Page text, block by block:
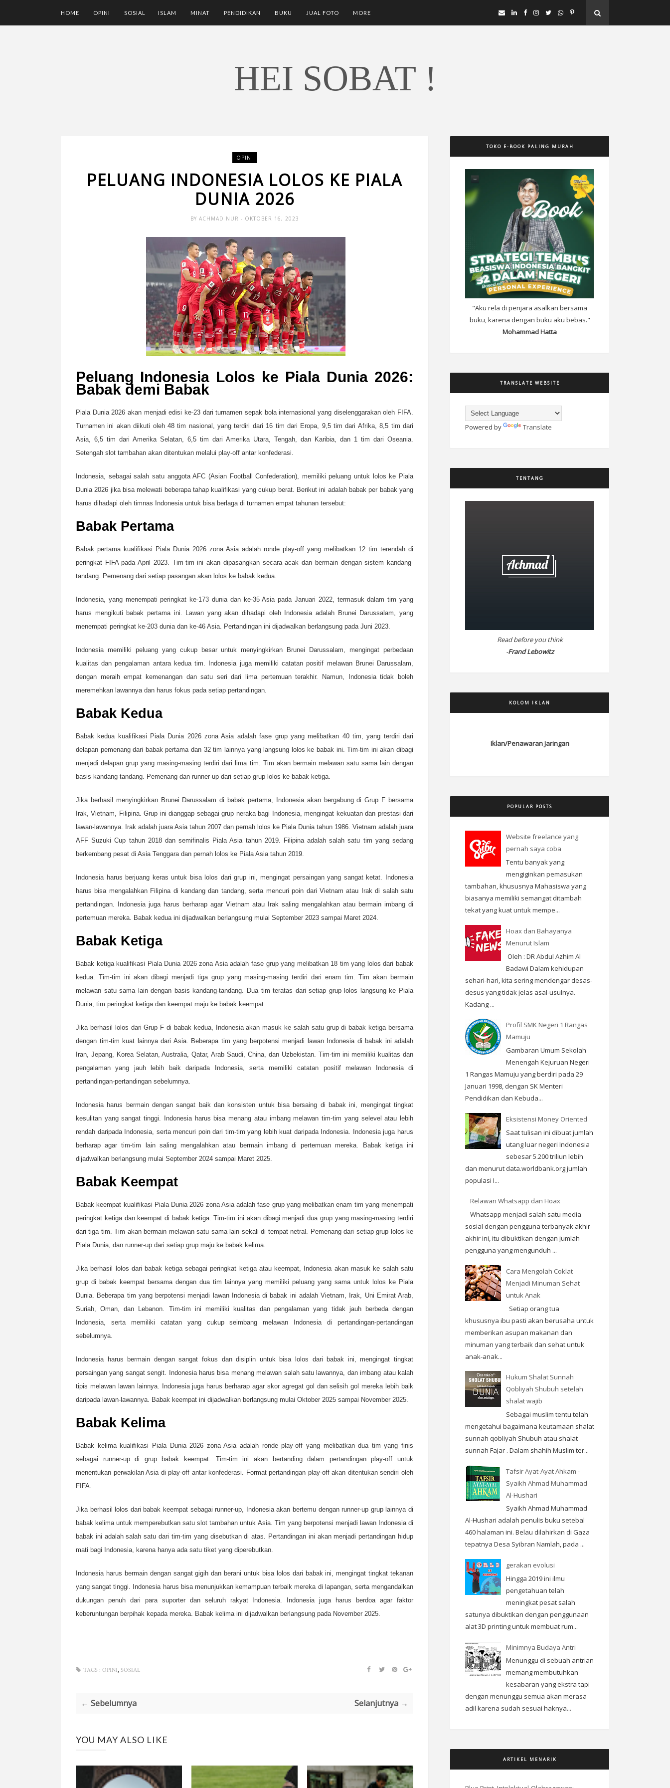
HOME OPINI SOSIAL ISLAM MINAT PENDIDIKAN BUKU JUAL FOTO MORE
HEI SOBAT !
OPINI
PELUANG INDONESIA LOLOS KE PIALA
DUNIA 2026
BY ACHMAD NUR - OKTOBER 16, 2023
Peluang Indonesia Lolos ke Piala Dunia 2026:
Babak demi Babak
Piala Dunia 2026 akan menjadi edisi ke-23 dari turnamen sepak bola internasional yang diselenggarakan oleh FIFA.
Turnamen ini akan diikuti oleh 48 tim nasional, yang terdiri dari 16 tim dari Eropa, 9,5 tim dari Afrika, 8,5 tim dari
Asia, 6,5 tim dari Amerika Selatan, 6,5 tim dari Amerika Utara, Tengah, dan Karibia, dan 1 tim dari Oseania.
Setengah slot tambahan akan ditentukan melalui play-off antar konfederasi.
Indonesia, sebagai salah satu anggota AFC (Asian Football Confederation), memiliki peluang untuk lolos ke Piala
Dunia 2026 jika bisa melewati beberapa tahap kualifikasi yang cukup berat. Berikut ini adalah babak per babak yang
harus dihadapi oleh timnas Indonesia untuk bisa berlaga di turnamen empat tahunan tersebut:
Babak Pertama
Babak pertama kualifikasi Piala Dunia 2026 zona Asia adalah ronde play-off yang melibatkan 12 tim terendah di
peringkat FIFA pada April 2023. Tim-tim ini akan dipasangkan secara acak dan bermain dengan sistem kandang-
tandang. Pemenang dari setiap pasangan akan lolos ke babak kedua.
Indonesia, yang menempati peringkat ke-173 dunia dan ke-35 Asia pada Januari 2022, termasuk dalam tim yang
harus mengikuti babak pertama ini. Lawan yang akan dihadapi oleh Indonesia adalah Brunei Darussalam, yang
menempati peringkat ke-203 dunia dan ke-46 Asia. Pertandingan ini dijadwalkan berlangsung pada Juni 2023.
Indonesia memiliki peluang yang cukup besar untuk menyingkirkan Brunei Darussalam, mengingat perbedaan
kualitas dan pengalaman antara kedua tim. Indonesia juga memiliki catatan positif melawan Brunei Darussalam,
dengan meraih empat kemenangan dan satu seri dari lima pertemuan terakhir. Namun, Indonesia tidak boleh
meremehkan lawannya dan harus fokus pada setiap pertandingan.
Babak Kedua
Babak kedua kualifikasi Piala Dunia 2026 zona Asia adalah fase grup yang melibatkan 40 tim, yang terdiri dari
delapan pemenang dari babak pertama dan 32 tim lainnya yang langsung lolos ke babak ini. Tim-tim ini akan dibagi
menjadi delapan grup yang masing-masing terdiri dari lima tim. Tim akan bermain melawan satu sama lain dengan
basis kandang-tandang. Pemenang dan runner-up dari setiap grup lolos ke babak ketiga.
Jika berhasil menyingkirkan Brunei Darussalam di babak pertama, Indonesia akan bergabung di Grup F bersama
Irak, Vietnam, Filipina. Grup ini dianggap sebagai grup neraka bagi Indonesia, mengingat kekuatan dan prestasi dari
lawan-lawannya. Irak adalah juara Asia tahun 2007 dan pernah lolos ke Piala Dunia tahun 1986. Vietnam adalah juara
AFF Suzuki Cup tahun 2018 dan semifinalis Piala Asia tahun 2019. Filipina adalah salah satu tim yang sedang
berkembang pesat di Asia Tenggara dan pernah lolos ke Piala Asia tahun 2019.
Indonesia harus berjuang keras untuk bisa lolos dari grup ini, mengingat persaingan yang sangat ketat. Indonesia
harus bisa mengalahkan Filipina di kandang dan tandang, serta mencuri poin dari Vietnam atau Irak di salah satu
pertandingan. Indonesia juga harus berharap agar Vietnam atau Irak saling mengalahkan atau bermain imbang di
pertemuan mereka. Babak kedua ini dijadwalkan berlangsung mulai September 2023 sampai Maret 2024.
Babak Ketiga
Babak ketiga kualifikasi Piala Dunia 2026 zona Asia adalah fase grup yang melibatkan 18 tim yang lolos dari babak
kedua. Tim-tim ini akan dibagi menjadi tiga grup yang masing-masing terdiri dari enam tim. Tim akan bermain
melawan satu sama lain dengan basis kandang-tandang. Dua tim teratas dari setiap grup lolos langsung ke Piala
Dunia, tim peringkat ketiga dan keempat maju ke babak keempat.
Jika berhasil lolos dari Grup F di babak kedua, Indonesia akan masuk ke salah satu grup di babak ketiga bersama
dengan tim-tim kuat lainnya dari Asia. Beberapa tim yang berpotensi menjadi lawan Indonesia di babak ini adalah
Iran, Jepang, Korea Selatan, Australia, Qatar, Arab Saudi, China, dan Uzbekistan. Tim-tim ini memiliki kualitas dan
pengalaman yang jauh lebih baik daripada Indonesia, serta memiliki catatan positif melawan Indonesia di
pertandingan-pertandingan sebelumnya.
Indonesia harus bermain dengan sangat baik dan konsisten untuk bisa bersaing di babak ini, mengingat tingkat
kesulitan yang sangat tinggi. Indonesia harus bisa menang atau imbang melawan tim-tim yang selevel atau lebih
rendah daripada Indonesia, serta mencuri poin dari tim-tim yang lebih kuat daripada Indonesia. Indonesia juga harus
berharap agar tim-tim lain saling mengalahkan atau bermain imbang di pertemuan mereka. Babak ketiga ini
dijadwalkan berlangsung mulai September 2024 sampai Maret 2025.
Babak Keempat
Babak keempat kualifikasi Piala Dunia 2026 zona Asia adalah fase grup yang melibatkan enam tim yang menempati
peringkat ketiga dan keempat di babak ketiga. Tim-tim ini akan dibagi menjadi dua grup yang masing-masing terdiri
dari tiga tim. Tim akan bermain melawan satu sama lain sekali di tempat netral. Pemenang dari setiap grup lolos ke
Piala Dunia, dan runner-up dari setiap grup maju ke babak kelima.
Jika berhasil lolos dari babak ketiga sebagai peringkat ketiga atau keempat, Indonesia akan masuk ke salah satu
grup di babak keempat bersama dengan dua tim lainnya yang memiliki peluang yang sama untuk lolos ke Piala
Dunia. Beberapa tim yang berpotensi menjadi lawan Indonesia di babak ini adalah Vietnam, Irak, Uni Emirat Arab,
Suriah, Oman, dan Lebanon. Tim-tim ini memiliki kualitas dan pengalaman yang tidak jauh berbeda dengan
Indonesia, serta memiliki catatan yang cukup seimbang melawan Indonesia di pertandingan-pertandingan
sebelumnya.
Indonesia harus bermain dengan sangat fokus dan disiplin untuk bisa lolos dari babak ini, mengingat tingkat
persaingan yang sangat sengit. Indonesia harus bisa menang melawan salah satu lawannya, dan imbang atau kalah
tipis melawan lawan lainnya. Indonesia juga harus berharap agar skor agregat gol dan selisih gol mereka lebih baik
daripada lawan-lawannya. Babak keempat ini dijadwalkan berlangsung mulai Oktober 2025 sampai November 2025.
Babak Kelima
Babak kelima kualifikasi Piala Dunia 2026 zona Asia adalah ronde play-off yang melibatkan dua tim yang finis
sebagai runner-up di grup babak keempat. Tim-tim ini akan bertanding dalam pertandingan play-off untuk
menentukan perwakilan Asia di play-off antar konfederasi. Format pertandingan play-off akan ditentukan sendiri oleh
FIFA.
Jika berhasil lolos dari babak keempat sebagai runner-up, Indonesia akan bertemu dengan runner-up grup lainnya di
babak kelima untuk memperebutkan satu slot tambahan untuk Asia. Tim yang berpotensi menjadi lawan Indonesia di
babak ini adalah salah satu dari tim-tim yang disebutkan di atas. Pertandingan ini akan menjadi pertandingan hidup
mati bagi Indonesia, karena hanya ada satu tiket yang diperebutkan.
Indonesia harus bermain dengan sangat gigih dan berani untuk bisa lolos dari babak ini, mengingat tingkat tekanan
yang sangat tinggi. Indonesia harus bisa menunjukkan kemampuan terbaik mereka di lapangan, serta mengandalkan
dukungan penuh dari para suporter dan seluruh rakyat Indonesia. Indonesia juga harus berdoa agar faktor
keberuntungan berpihak kepada mereka. Babak kelima ini dijadwalkan berlangsung pada November 2025.
TAGS : OPINI, SOSIAL
← Sebelumnya Selanjutnya →
YOU MAY ALSO LIKE
TOKO E-BOOK PALING MURAH
"Aku rela di penjara asalkan bersama
buku, karena dengan buku aku bebas."
Mohammad Hatta
TRANSLATE WEBSITE
Powered by Translate
TENTANG
Read before you think
-Frand Lebowitz
KOLOM IKLAN
Iklan/Penawaran Jaringan
POPULAR POSTS
Website freelance yang
pernah saya coba
Tentu banyak yang
mengiginkan pemasukan
tambahan, khususnya Mahasiswa yang
biasanya memiliki semangat ditambah
tekat yang kuat untuk mempe...
Hoax dan Bahayanya
Menurut Islam
Oleh : DR Abdul Azhim Al
Badawi Dalam kehidupan
sehari-hari, kita sering mendengar desas-
desus yang tidak jelas asal-usulnya.
Kadang ...
Profil SMK Negeri 1 Rangas
Mamuju
Gambaran Umum Sekolah
Menengah Kejuruan Negeri
1 Rangas Mamuju yang berdiri pada 29
Januari 1998, dengan SK Menteri
Pendidikan dan Kebuda...
Eksistensi Money Oriented
Saat tulisan ini dibuat jumlah
utang luar negeri Indonesia
sebesar 5.200 triliun lebih
dan menurut data.worldbank.org jumlah
populasi I...
Relawan Whatsapp dan Hoax
Whatsapp menjadi salah satu media
sosial dengan pengguna terbanyak akhir-
akhir ini, itu dibuktikan dengan jumlah
pengguna yang mengunduh ...
Cara Mengolah Coklat
Menjadi Minuman Sehat
untuk Anak
Setiap orang tua
khususnya ibu pasti akan berusaha untuk
memberikan asupan makanan dan
minuman yang terbaik dan sehat untuk
anak-anak...
Hukum Shalat Sunnah
Qobliyah Shubuh setelah
shalat wajib
Sebagai muslim tentu telah
mengetahui bagaimana keutamaan shalat
sunnah qobliyah Shubuh atau shalat
sunnah Fajar . Dalam shahih Muslim ter...
Tafsir Ayat-Ayat Ahkam -
Syaikh Ahmad Muhammad
Al-Hushari
Syaikh Ahmad Muhammad
Al-Hushari adalah penulis buku setebal
460 halaman ini. Belau dilahirkan di Gaza
tepatnya Desa Syibran Namlah, pada ...
gerakan evolusi
Hingga 2019 ini ilmu
pengetahuan telah
meningkat pesat salah
satunya dibuktikan dengan penggunaan
alat 3D printing untuk membuat rum...
Minimnya Budaya Antri
Menunggu di sebuah antrian
memang membutuhkan
kesabaran yang ekstra tapi
dengan menunggu semua akan merasa
adil karena sudah sesuai haknya...
ARTIKEL MENARIK